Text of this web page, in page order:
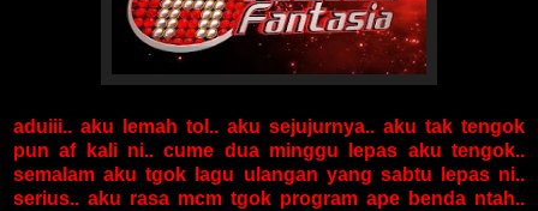
aduiii.. aku lemah tol.. aku sejujurnya.. aku tak tengok
pun af kali ni.. cume dua minggu lepas aku tengok..
semalam aku tgok lagu ulangan yang sabtu lepas ni..
serius.. aku rasa mcm tgok program ape benda ntah..